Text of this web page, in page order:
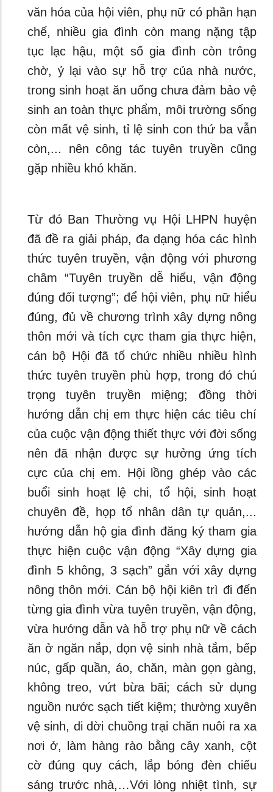
văn hóa của hội viên, phụ nữ có phần hạn
chế, nhiều gia đình còn mang nặng tập
tục lạc hậu, một số gia đình còn trông
chờ, ỷ lại vào sự hỗ trợ của nhà nước,
trong sinh hoạt ăn uống chưa đảm bảo vệ
sinh an toàn thực phẩm, môi trường sống
còn mất vệ sinh, tỉ lệ sinh con thứ ba vẫn
còn,... nên công tác tuyên truyền cũng
gặp nhiều khó khăn.
Từ đó Ban Thường vụ Hội LHPN huyện
đã đề ra giải pháp, đa dạng hóa các hình
thức tuyên truyền, vận động với phương
châm “Tuyên truyền dễ hiểu, vận động
đúng đối tượng”; để hội viên, phụ nữ hiểu
đúng, đủ về chương trình xây dựng nông
thôn mới và tích cực tham gia thực hiện,
cán bộ Hội đã tổ chức nhiều nhiều hình
thức tuyên truyền phù hợp, trong đó chú
trọng tuyên truyền miệng; đồng thời
hướng dẫn chị em thực hiện các tiêu chí
của cuộc vận động thiết thực với đời sống
nên đã nhận được sự hưởng ứng tích
cực của chị em. Hội lồng ghép vào các
buổi sinh hoạt lệ chi, tổ hội, sinh hoạt
chuyên đề, họp tổ nhân dân tự quản,...
hướng dẫn hộ gia đình đăng ký tham gia
thực hiện cuộc vận động “Xây dựng gia
đình 5 không, 3 sạch” gắn với xây dựng
nông thôn mới. Cán bộ hội kiên trì đi đến
từng gia đình vừa tuyên truyền, vận động,
vừa hướng dẫn và hỗ trợ phụ nữ về cách
ăn ở ngăn nắp, dọn vệ sinh nhà tắm, bếp
núc, gấp quần, áo, chăn, màn gọn gàng,
không treo, vứt bừa bãi; cách sử dụng
nguồn nước sạch tiết kiệm; thường xuyên
vệ sinh, di dời chuồng trại chăn nuôi ra xa
nơi ở, làm hàng rào bằng cây xanh, cột
cờ đúng quy cách, lắp bóng đèn chiếu
sáng trước nhà,…Với lòng nhiệt tình, sự